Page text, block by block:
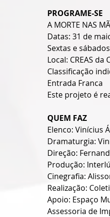
PROGRAME-SE
A MORTE NAS
Datas: 31 de
Sextas e
Local: CREAS
Classificação
Entrada Franca
Este projeto é
QUEM FAZ
Elenco: Vinícius
Dramaturgia:
Direção:
Produção:
Cinegrafia:
Realização:
Apoio: Espaço
Assessoria de